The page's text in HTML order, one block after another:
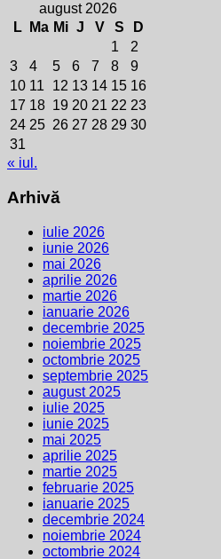
august 2026
L
Ma Mi J V S
D
1
2
3
4 5 6 7 8
9
10 11 12 13 14 15 16
17 18 19 20 21 22 23
24 25 26 27 28 29 30
31
« iul.
Arhivă
iulie 2026
iunie 2026
mai 2026
aprilie 2026
martie 2026
ianuarie 2026
decembrie 2025
noiembrie 2025
octombrie 2025
septembrie 2025
august 2025
iulie 2025
iunie 2025
mai 2025
aprilie 2025
martie 2025
februarie 2025
ianuarie 2025
decembrie 2024
noiembrie 2024
octombrie 2024